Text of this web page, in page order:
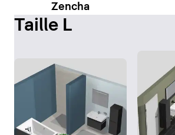
Zencha
Taille L